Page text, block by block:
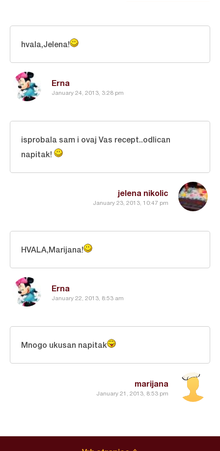
Erna
January 24, 2013, 3:28 pm
hvala,Jelena!
jelena nikolic
January 23, 2013, 10:47 pm
isprobala sam i ovaj Vas recept..odlican
napitak!
Erna
January 22, 2013, 8:53 am
HVALA,Marijana!
marijana
January 21, 2013, 8:53 pm
Mnogo ukusan napitak